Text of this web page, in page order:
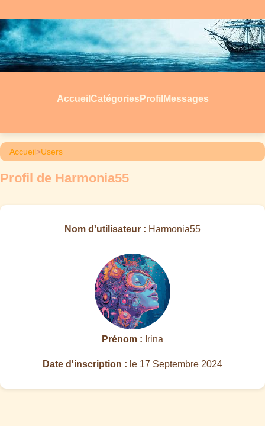
Accueil Catégories Profil Messages
Accueil>Users
Profil de Harmonia55
Nom d'utilisateur : Harmonia55
Prénom : Irina
Date d'inscription : le 17 Septembre 2024